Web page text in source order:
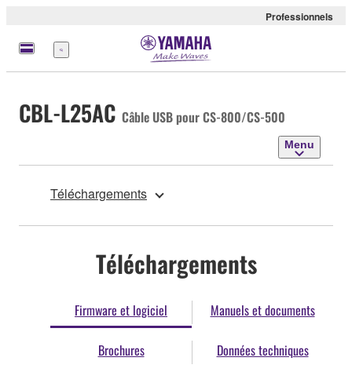
Professionnels
Menu
CBL-L25AC Câble USB pour CS-800/CS-500
Menu
Téléchargements
Téléchargements
Firmware et logiciel Manuels et documents
Brochures Données techniques